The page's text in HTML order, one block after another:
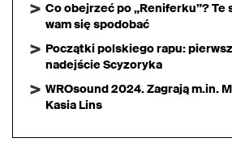
Co obejrzeć po „Reniferku”? Te
wam się spodobać
Początki polskiego rapu:
nadejście Scyzoryka
WROsound 2024. Zagrają m.in.
Kasia Lins